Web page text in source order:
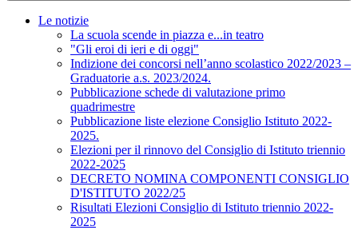
Le notizie
La scuola scende in piazza e...in teatro
"Gli eroi di ieri e di oggi"
Indizione dei concorsi nell’anno scolastico 2022/2023 –
Graduatorie a.s. 2023/2024.
Pubblicazione schede di valutazione primo
quadrimestre
Pubblicazione liste elezione Consiglio Istituto 2022-
2025.
Elezioni per il rinnovo del Consiglio di Istituto triennio
2022-2025
DECRETO NOMINA COMPONENTI CONSIGLIO
D'ISTITUTO 2022/25
Risultati Elezioni Consiglio di Istituto triennio 2022-
2025